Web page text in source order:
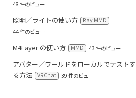
48 件のビュー
照明／ライトの使い方
Ray MMD
44 件のビュー
M4Layer の使い方 MMD 43 件のビュー
アバター／ワールドをローカルでテストす
る方法
VRChat 39 件のビュー